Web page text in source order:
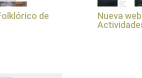
de
Nueva